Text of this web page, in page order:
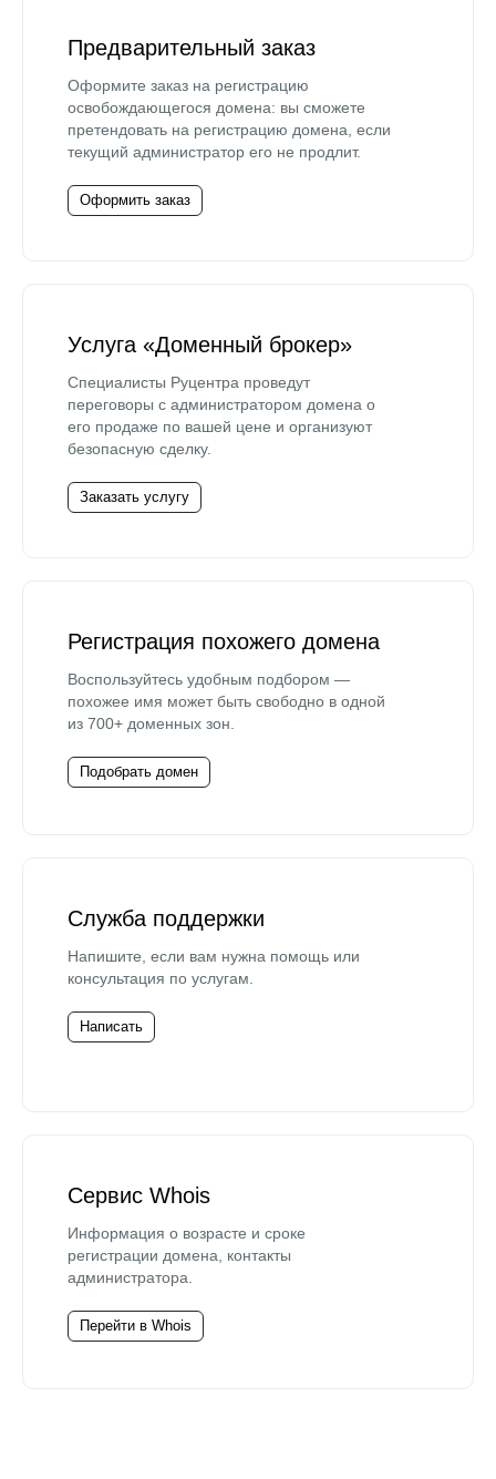
Предварительный заказ
Оформите заказ на регистрацию
освобождающегося домена: вы сможете
претендовать на регистрацию домена, если
текущий администратор его не продлит.
Оформить заказ
Услуга «Доменный брокер»
Специалисты Руцентра проведут
переговоры с администратором домена о
его продаже по вашей цене и организуют
безопасную сделку.
Заказать услугу
Регистрация похожего домена
Воспользуйтесь удобным подбором —
похожее имя может быть свободно в одной
из 700+ доменных зон.
Подобрать домен
Служба поддержки
Напишите, если вам нужна помощь или
консультация по услугам.
Написать
Сервис Whois
Информация о возрасте и сроке
регистрации домена, контакты
администратора.
Перейти в Whois